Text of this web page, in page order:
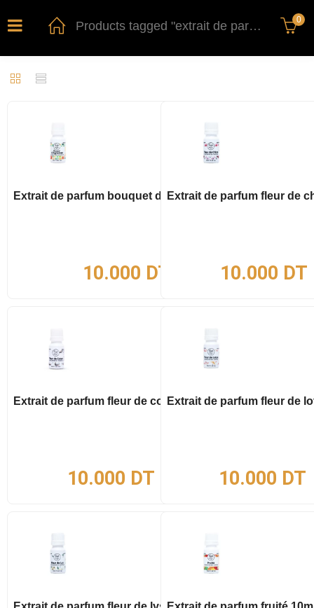
Products tagged "extrait de parfum" 0
Extrait de parfum bouquet d’agrumes 10ml
10.000 DT
Extrait de parfum fleur de
10.000 DT
Extrait de parfum fleur de coton 10ml
10.000 DT
Extrait de parfum fleur de
10.000 DT